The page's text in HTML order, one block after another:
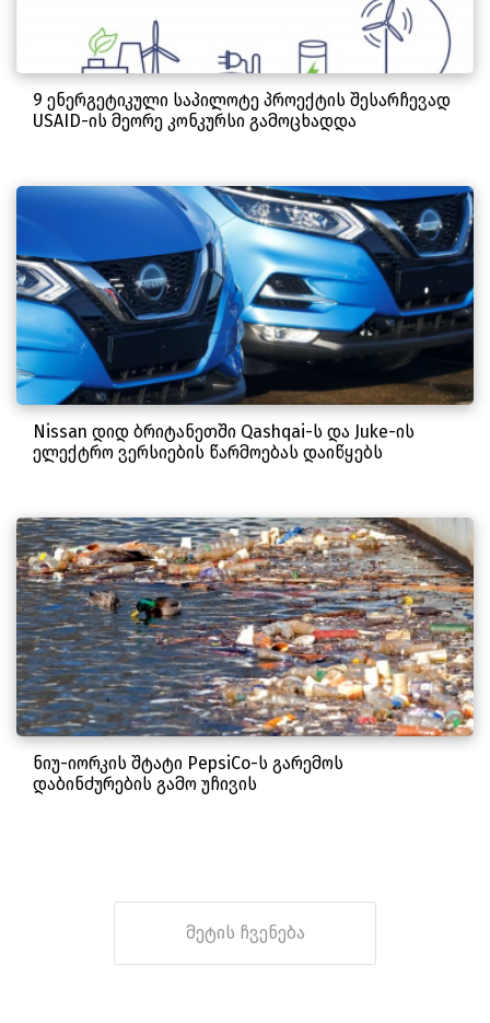
9 ენერგეტიკული საპილოტე პროექტის შესარჩევად
USAID-ის მეორე კონკურსი გამოცხადდა
Nissan დიდ ბრიტანეთში Qashqai-ს და Juke-ის
ელექტრო ვერსიების წარმოებას დაიწყებს
ნიუ-იორკის შტატი PepsiCo-ს გარემოს
დაბინძურების გამო უჩივის
მეტის ჩვენება